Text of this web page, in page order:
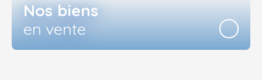
Nos biens
en vente